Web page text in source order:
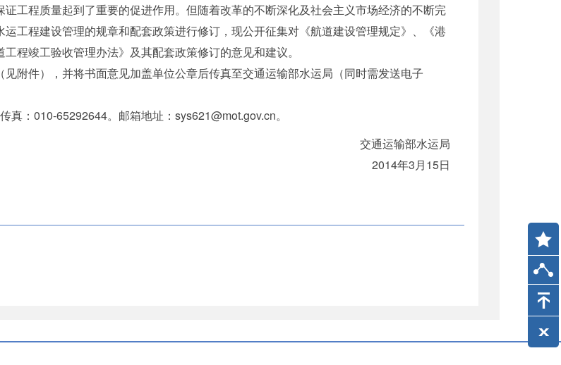
工程质量起到了重要的促进作用。但随着改革的不断深化及社会主义市场经济的不断完
工程建设管理的规章和配套政策进行修订，现公开征集对《航道建设管理规定》、《港
程竣工验收管理办法》及其配套政策修订的意见和建议。
件），并将书面意见加盖单位公章后传真至交通运输部水运局（同时需发送电子
：010-65292644。邮箱地址：sys621@mot.gov.cn。
交通运输部水运局
2014年3月15日